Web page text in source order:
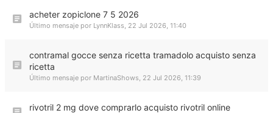
acheter zopiclone 7 5 2026
Último mensaje por LynnKlass, 22 Jul 2026, 11:40
contramal gocce senza ricetta tramadolo acquisto senza
ricetta
Último mensaje por MartinaShows, 22 Jul 2026, 11:39
rivotril 2 mg dove comprarlo acquisto rivotril online